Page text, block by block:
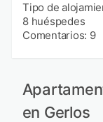
Tipo de
8 huéspedes
Comentarios: 9
en Gerlos